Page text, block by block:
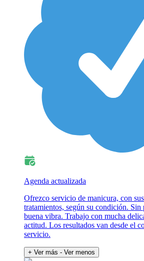
Agenda actualizada
Ofrezco servicio de manicura, con
tratamientos, según su condición.
buena vibra. Trabajo con mucha
actitud. Los resultados van desde el
servicio.
+ Ver más - Ver menos